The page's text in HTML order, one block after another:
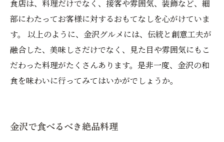
食店は、料理だけでなく、接客や雰囲気、装飾など、細
部にわたってお客様に対するおもてなしを心がけていま
す。 以上のように、金沢グルメには、伝統と創意工夫が
融合した、美味しさだけでなく、見た目や雰囲気にもこ
だわった料理がたくさんあります。是非一度、金沢の和
食を味わいに行ってみてはいかがでしょうか。
金沢で食べるべき絶品料理